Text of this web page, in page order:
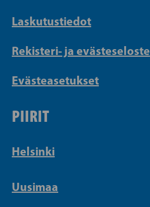
Laskutustiedot
Rekisteri- ja evästeseloste
Evästeasetukset
PIIRIT
Helsinki
Uusimaa